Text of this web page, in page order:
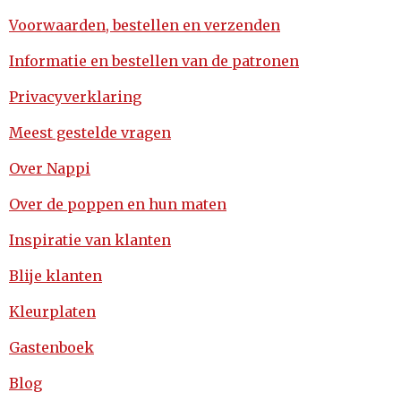
Voorwaarden, bestellen en verzenden
Informatie en bestellen van de patronen
Privacyverklaring
Meest gestelde vragen
Over Nappi
Over de poppen en hun maten
Inspiratie van klanten
Blije klanten
Kleurplaten
Gastenboek
Blog